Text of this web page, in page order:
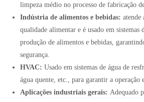
limpeza médio no processo de fabricação
Indústria de alimentos e bebidas: atende
qualidade alimentar e é usado em sistemas
produção de alimentos e bebidas,
segurança.
HVAC: Usado em sistemas de água de
água quente, etc., para garantir a operação
Aplicações industriais gerais: Adequado